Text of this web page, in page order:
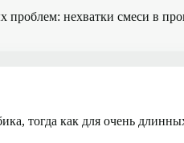
проблем: нехватки смеси в
тогда как для очень